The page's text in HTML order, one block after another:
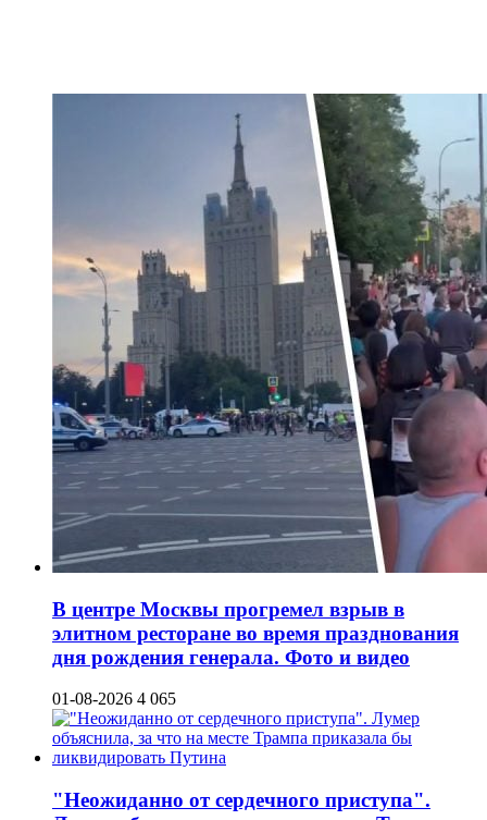
В центре Москвы прогремел взрыв в
элитном ресторане во время празднования
дня рождения генерала. Фото и видео
01-08-2026 4 065
"Неожиданно от сердечного приступа".